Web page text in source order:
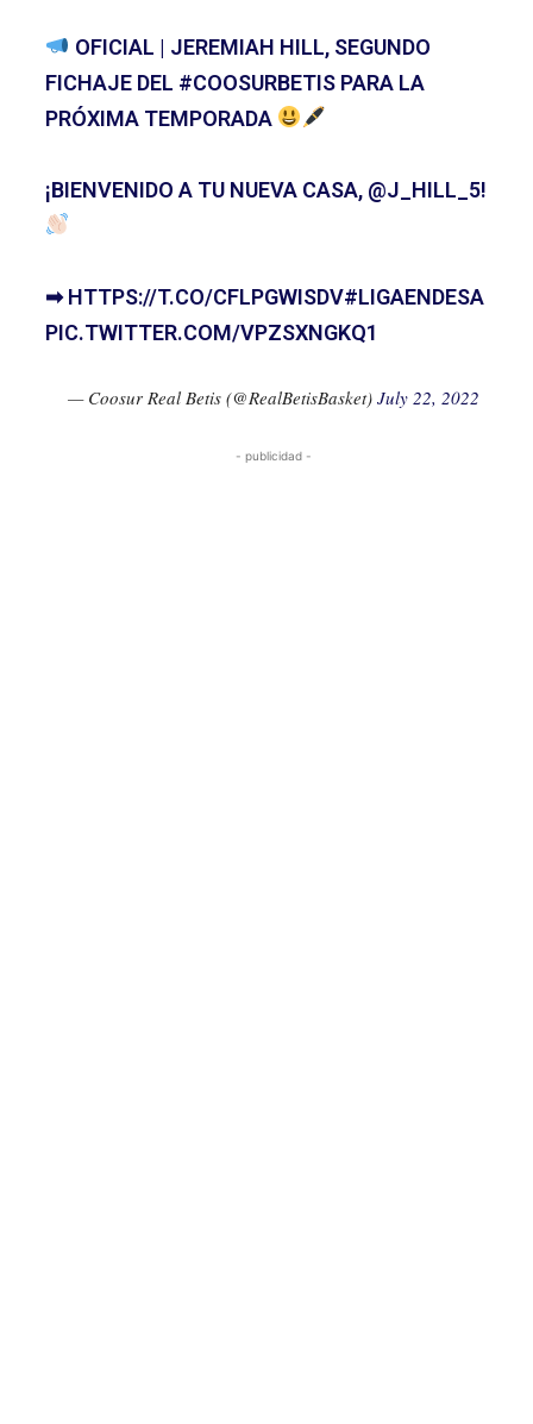
OFICIAL | JEREMIAH HILL, SEGUNDO
FICHAJE DEL #COOSURBETIS PARA LA
PRÓXIMA TEMPORADA
¡BIENVENIDO A TU NUEVA CASA, @J_HILL_5!
➡HTTPS://T.CO/CFLPGWISDV#LIGAENDESA
PIC.TWITTER.COM/VPZSXNGKQ1
— Coosur Real Betis (@RealBetisBasket) July 22, 2022
- publicidad -